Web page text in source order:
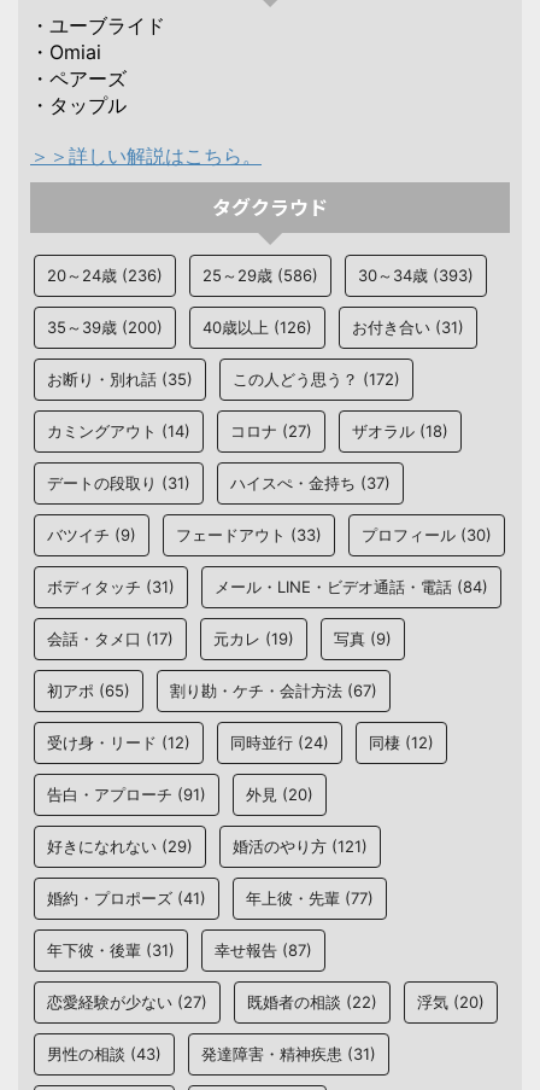
・ユーブライド
・Omiai
・ペアーズ
・タップル
＞＞詳しい解説はこちら。
タグクラウド
20～24歳 (236) 25～29歳 (586) 30～34歳 (393)
35～39歳 (200) 40歳以上 (126) お付き合い (31)
お断り・別れ話 (35) この人どう思う？ (172)
カミングアウト (14) コロナ (27) ザオラル (18)
デートの段取り (31) ハイスぺ・金持ち (37)
バツイチ (9) フェードアウト (33) プロフィール (30)
ボディタッチ (31) メール・LINE・ビデオ通話・電話 (84)
会話・タメ口 (17) 元カレ (19) 写真 (9)
初アポ (65) 割り勘・ケチ・会計方法 (67)
受け身・リード (12) 同時並行 (24) 同棲 (12)
告白・アプローチ (91) 外見 (20)
好きになれない (29) 婚活のやり方 (121)
婚約・プロポーズ (41) 年上彼・先輩 (77)
年下彼・後輩 (31) 幸せ報告 (87)
恋愛経験が少ない (27) 既婚者の相談 (22) 浮気 (20)
男性の相談 (43) 発達障害・精神疾患 (31)